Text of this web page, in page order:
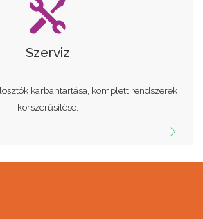
Szerviz
karbantartása, komplett rendszerek
korszerűsítése.